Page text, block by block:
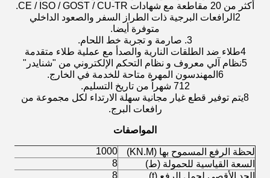
أكثر من 20 مقاطعة مع شهادات CE / ISO / GOST / CU-TR.
2الرافعات البرجية ذات الطراز السفر والصعود الداخلي
متوفرة أيضا.
3. صارمة و تجربة خط اللحام.
4طلاء ضد الطلقات النارية والصدأ مع عملية طلاء متقدمة
5نظام آلي معروف و نظام التحكم الإلكتروني من "شنايدر"
6المهندسون المهرة متاحة للخدمة في الخارج.
712 شهراً من تاريخ التسليم.
8يتم توفير قطع غيار مجانية سهلة الارتداء لكل مجموعة من
رافعات البرج.
المواصفات
لحظة الرفع المسموح بها (KN.M)
1000
السعة القياسية للحمولة (ط)
8
الحد الأقصى لحمل الرفع (t)
8